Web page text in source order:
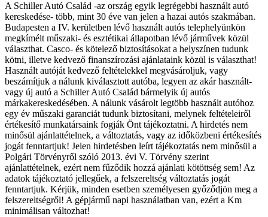
A Schiller Autó Család -az ország egyik legrégebbi használt autó
kereskedése- több, mint 30 éve van jelen a hazai autós szakmában.
Budapesten a IV. kerületben lévő használt autós telephelyünkön
megkímélt műszaki- és esztétikai állapotban lévő járművek közül
választhat. Casco- és kötelező biztosításokat a helyszínen tudunk
kötni, illetve kedvező finanszírozási ajánlataink közül is választhat!
Használt autóját kedvező feltételekkel megvásároljuk, vagy
beszámítjuk a nálunk kiválasztott autóba, legyen az akár használt-
vagy új autó a Schiller Autó Család bármelyik új autós
márkakereskedésében. A nálunk vásárolt legtöbb használt autóhoz
egy év műszaki garanciát tudunk biztosítani, melynek feltételeiről
értékesítő munkatársaink fogják Önt tájékoztatni. A hirdetés nem
minősül ajánlattételnek, a változtatás, vagy az időközbeni értékesítés
jogát fenntartjuk! Jelen hirdetésben leírt tájékoztatás nem minősül a
Polgári Törvényről szóló 2013. évi V. Törvény szerint
ajánlattételnek, ezért nem fűződik hozzá ajánlati kötöttség sem! Az
adatok tájékoztató jellegűek, a felszereltség változtatás jogát
fenntartjuk. Kérjük, minden esetben személyesen győződjön meg a
felszereltségről! A gépjármű napi használatban van, ezért a Km
minimálisan változhat!